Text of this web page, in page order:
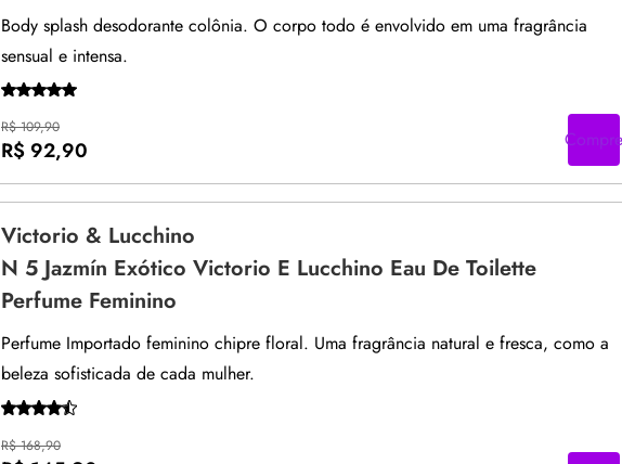
Body splash desodorante colônia. O corpo todo é envolvido em uma fragrância
sensual e intensa.
R$ 109,90
R$ 92,90 Compre
Victorio & Lucchino
N 5 Jazmín Exótico Victorio E Lucchino Eau De Toilette
Perfume Feminino
Perfume Importado feminino chipre floral. Uma fragrância natural e fresca, como a
beleza sofisticada de cada mulher.
R$ 168,90